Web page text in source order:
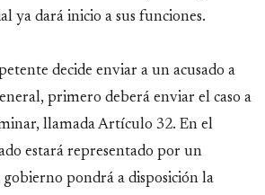
ya dará inicio a sus funciones.
decide enviar a un acusado a
primero deberá enviar el caso a
llamada Artículo 32. En el
estará representado por un
gobierno pondrá a disposición la